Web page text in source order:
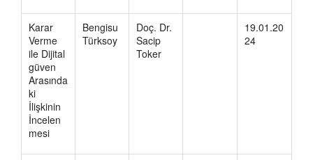
Karar
Verme
ile Dijital
güven
Arasında
ki
İlişkinin
İncelen
mesi
Bengisu
Türksoy
Doç. Dr.
Sacip
Toker
19.01.20
24